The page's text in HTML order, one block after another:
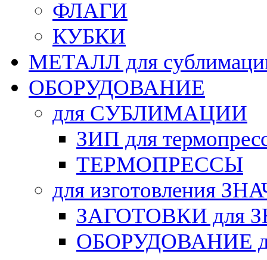
ФЛАГИ
КУБКИ
МЕТАЛЛ для
ОБОРУДОВАНИЕ
для СУБЛИМАЦИИ
ЗИП для
ТЕРМОПРЕССЫ
для изготовления
ЗАГОТОВКИ для
ОБОРУДОВАНИЕ